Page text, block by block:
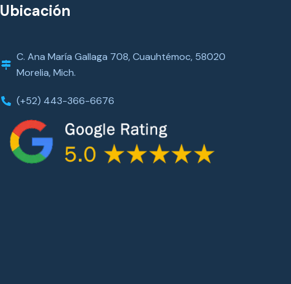
Ubicación
C. Ana María Gallaga 708, Cuauhtémoc, 58020
Morelia, Mich.
(+52) 443-366-6676